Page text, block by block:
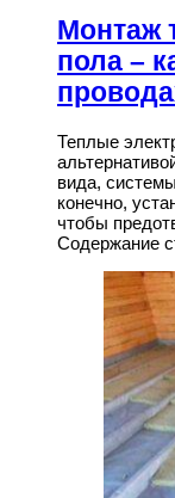
Монтаж
пола –
Теплые
вида,
конечно,
чтобы
Содержание